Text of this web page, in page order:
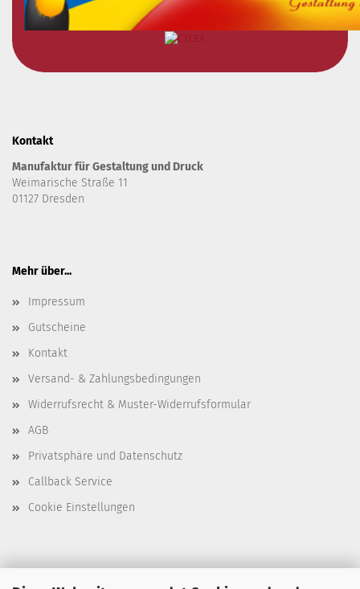
Kontakt
Manufaktur für Gestaltung und Druck
Weimarische Straße 11
01127 Dresden
Mehr über...
Impressum
Gutscheine
Kontakt
Versand- & Zahlungsbedingungen
Widerrufsrecht & Muster-Widerrufsformular
AGB
Privatsphäre und Datenschutz
Callback Service
Cookie Einstellungen